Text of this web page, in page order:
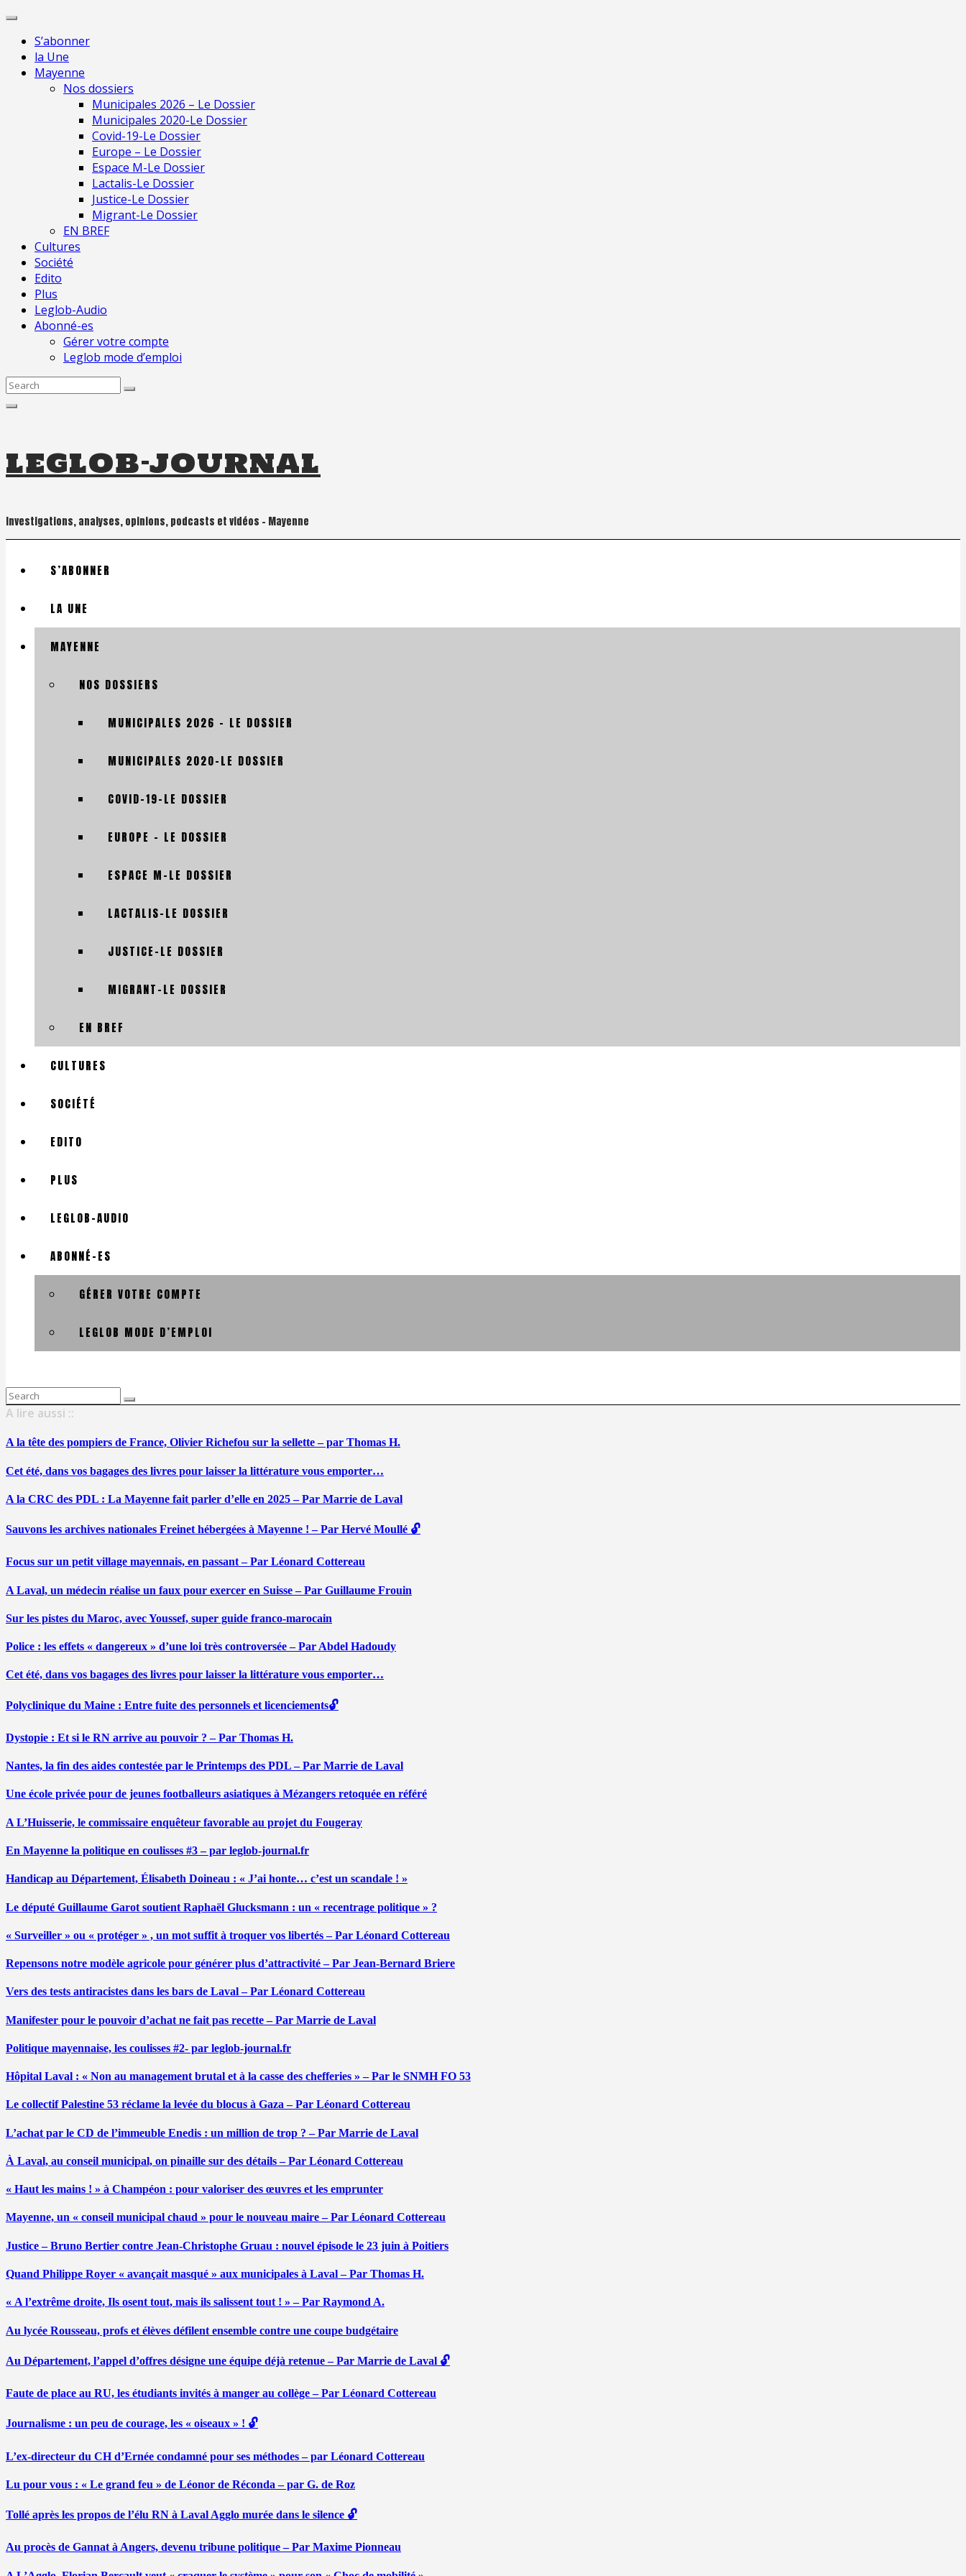
Skip
contentS’abonner
la Une
Mayenne
Nos dossiers
Municipales 2026 – Le Dossier
Municipales 2020-Le Dossier
Covid-19-Le Dossier
Europe – Le Dossier
Espace M-Le Dossier
Lactalis-Le Dossier
Justice-Le Dossier
Migrant-Le Dossier
EN BREF
Cultures
Société
Edito
Plus
Leglob-Audio
Abonné-es
Gérer votre compte
Leglob mode d’emploi
Search
leglob-journal
Investigations, analyses, opinions, podcasts et vidéos – Mayenne
S’ABONNER
LA UNE
MAYENNE
NOS DOSSIERS
MUNICIPALES 2026 – LE DOSSIER
MUNICIPALES 2020-LE DOSSIER
COVID-19-LE DOSSIER
EUROPE – LE DOSSIER
ESPACE M-LE DOSSIER
LACTALIS-LE DOSSIER
JUSTICE-LE DOSSIER
MIGRANT-LE DOSSIER
EN BREF
CULTURES
SOCIÉTÉ
EDITO
PLUS
LEGLOB-AUDIO
ABONNÉ-ES
GÉRER VOTRE COMPTE
LEGLOB MODE D’EMPLOI
Search
for:
A lire aussi ::
A la tête des pompiers de France, Olivier Richefou sur la sellette – par Thomas H.
Cet été, dans vos bagages des livres pour laisser la littérature vous emporter…
A la CRC des PDL : La Mayenne fait parler d’elle en 2025 – Par Marrie de Laval
Sauvons les archives nationales Freinet hébergées à Mayenne ! – Par Hervé Moullé 🔓
Focus sur un petit village mayennais, en passant – Par Léonard Cottereau
A Laval, un médecin réalise un faux pour exercer en Suisse – Par Guillaume Frouin
Sur les pistes du Maroc, avec Youssef, super guide franco-marocain
Police : les effets « dangereux » d’une loi très controversée – Par Abdel Hadoudy
Cet été, dans vos bagages des livres pour laisser la littérature vous emporter…
Polyclinique du Maine : Entre fuite des personnels et licenciements🔓
Dystopie : Et si le RN arrive au pouvoir ? – Par Thomas H.
Nantes, la fin des aides contestée par le Printemps des PDL – Par Marrie de Laval
Une école privée pour de jeunes footballeurs asiatiques à Mézangers retoquée en référé
A L’Huisserie, le commissaire enquêteur favorable au projet du Fougeray
En Mayenne la politique en coulisses #3 – par leglob-journal.fr
Handicap au Département, Élisabeth Doineau : « J’ai honte… c’est un scandale ! »
Le député Guillaume Garot soutient Raphaël Glucksmann : un « recentrage politique » ?
« Surveiller » ou « protéger » , un mot suffit à troquer vos libertés – Par Léonard Cottereau
Repensons notre modèle agricole pour générer plus d’attractivité – Par Jean-Bernard Briere
Vers des tests antiracistes dans les bars de Laval – Par Léonard Cottereau
Manifester pour le pouvoir d’achat ne fait pas recette – Par Marrie de Laval
Politique mayennaise, les coulisses #2- par leglob-journal.fr
Hôpital Laval : « Non au management brutal et à la casse des chefferies » – Par le SNMH FO 53
Le collectif Palestine 53 réclame la levée du blocus à Gaza – Par Léonard Cottereau
L’achat par le CD de l’immeuble Enedis : un million de trop ? – Par Marrie de Laval
À Laval, au conseil municipal, on pinaille sur des détails – Par Léonard Cottereau
« Haut les mains ! » à Champéon : pour valoriser des œuvres et les emprunter
Mayenne, un « conseil municipal chaud » pour le nouveau maire – Par Léonard Cottereau
Justice – Bruno Bertier contre Jean-Christophe Gruau : nouvel épisode le 23 juin à Poitiers
Quand Philippe Royer « avançait masqué » aux municipales à Laval – Par Thomas H.
« A l’extrême droite, Ils osent tout, mais ils salissent tout ! » – Par Raymond A.
Au lycée Rousseau, profs et élèves défilent ensemble contre une coupe budgétaire
Au Département, l’appel d’offres désigne une équipe déjà retenue – Par Marrie de Laval 🔓
Faute de place au RU, les étudiants invités à manger au collège – Par Léonard Cottereau
Journalisme : un peu de courage, les « oiseaux » ! 🔓
L’ex-directeur du CH d’Ernée condamné pour ses méthodes – par Léonard Cottereau
Lu pour vous : « Le grand feu » de Léonor de Réconda – par G. de Roz
Tollé après les propos de l’élu RN à Laval Agglo murée dans le silence 🔓
Au procès de Gannat à Angers, devenu tribune politique – Par Maxime Pionneau